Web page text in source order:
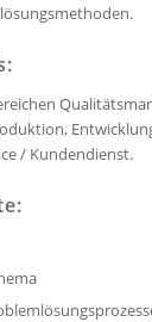
/ Kundendienst.